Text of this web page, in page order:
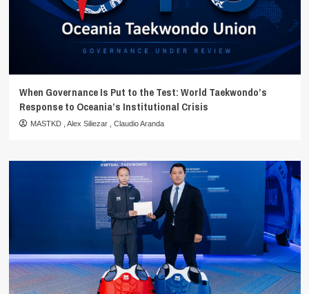
When Governance Is Put to the Test: World Taekwondo’s
Response to Oceania’s Institutional Crisis
MASTKD Alex Siliezar Claudio Aranda